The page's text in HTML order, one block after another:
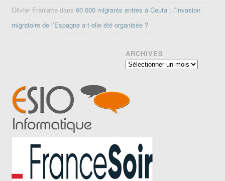
Olivier Franiatte dans60 000 migrants entrés à Ceuta : l’invasion
migratoire de l’Espagne a-t-elle été organisée ?
ARCHIVES
Archives